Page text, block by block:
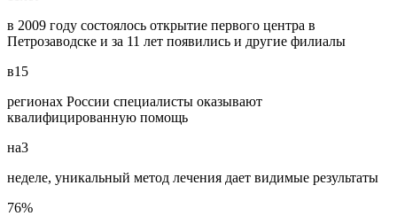
в 2009 году состоялось открытие первого центра в
Петрозаводске и за 11 лет появились и другие филиалы
в15
регионах России специалисты оказывают
квалифицированную помощь
на3
неделе, уникальный метод лечения дает видимые результаты
76%